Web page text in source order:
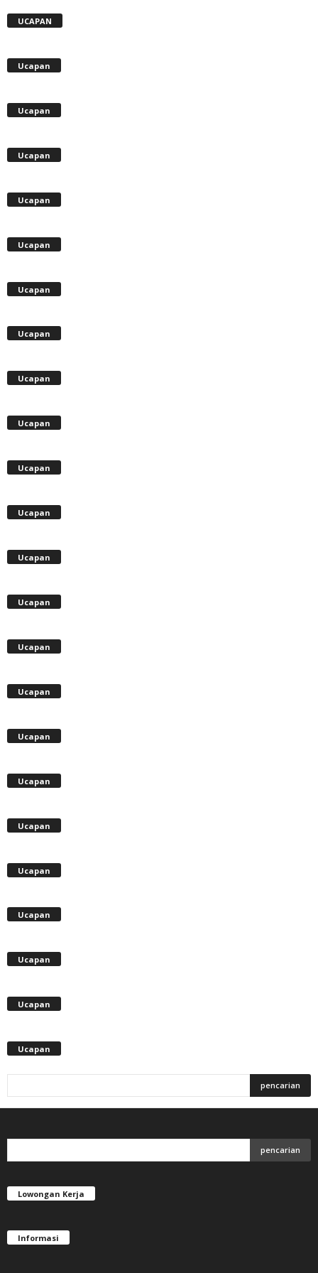
UCAPAN
Ucapan
Ucapan
Ucapan
Ucapan
Ucapan
Ucapan
Ucapan
Ucapan
Ucapan
Ucapan
Ucapan
Ucapan
Ucapan
Ucapan
Ucapan
Ucapan
Ucapan
Ucapan
Ucapan
Ucapan
Ucapan
Ucapan
Ucapan
Lowongan Kerja
Informasi